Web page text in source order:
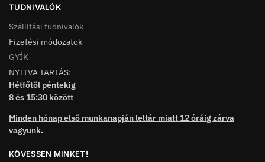
TUDNIVALÓK
Szállítási tudnivalók
Fizetési módozatok
GYÍK
NYITVA TARTÁS:
Hétfőtől péntekig
8 és 15:30 között
Minden hónap első munkanapján leltár miatt 12 óráig zárva
vagyunk.
KÖVESSEN MINKET!